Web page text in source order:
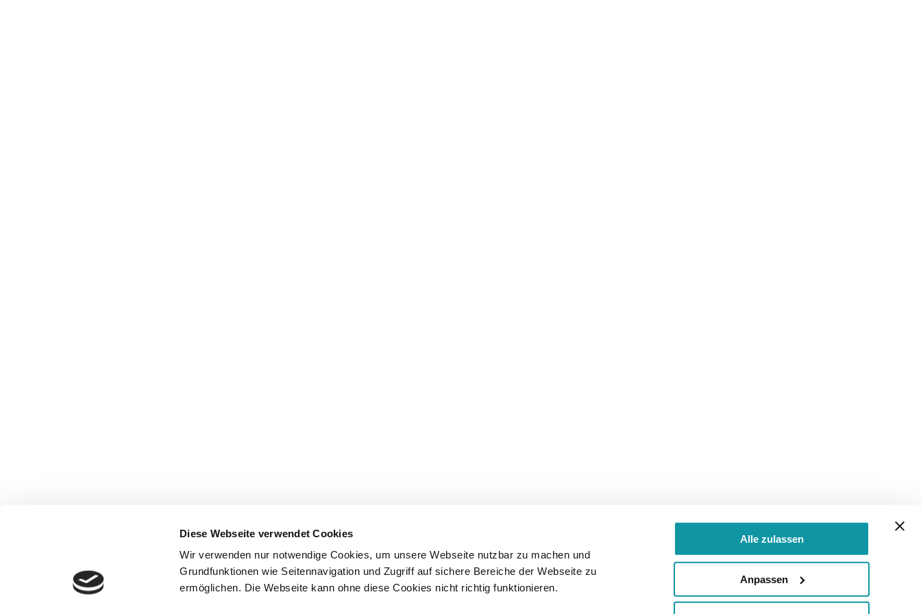
Diese Webseite verwendet Cookies
Wir verwenden nur notwendige Cookies, um unsere Webseite nutzbar zu machen und
Grundfunktionen wie Seitennavigation und Zugriff auf sichere Bereiche der Webseite zu
ermöglichen. Die Webseite kann ohne diese Cookies nicht richtig funktionieren.
Alle zulassen
Anpassen